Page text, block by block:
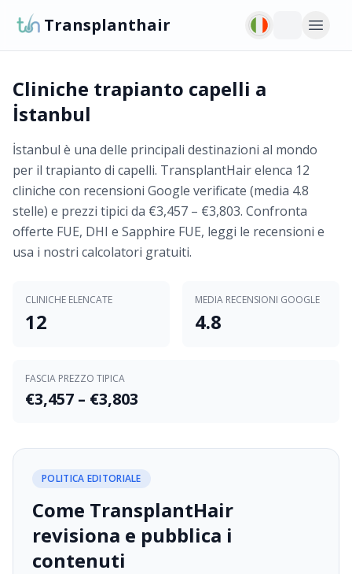
Transplanthair
Cliniche trapianto capelli a
İstanbul
İstanbul è una delle principali destinazioni al mondo
per il trapianto di capelli. TransplantHair elenca 12
cliniche con recensioni Google verificate (media 4.8
stelle) e prezzi tipici da €3,457 – €3,803. Confronta
offerte FUE, DHI e Sapphire FUE, leggi le recensioni e
usa i nostri calcolatori gratuiti.
CLINICHE ELENCATE
12
MEDIA RECENSIONI GOOGLE
4.8
FASCIA PREZZO TIPICA
€3,457 – €3,803
POLITICA EDITORIALE
Come TransplantHair
revisiona e pubblica i
contenuti